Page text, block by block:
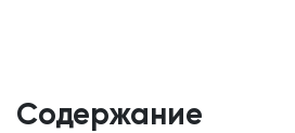
Содержание